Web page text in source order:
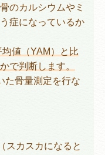
のカルシウムやミ
症になっているか
値（YAM）と比
で判断します。
た骨量測定を行な
スカスカになると